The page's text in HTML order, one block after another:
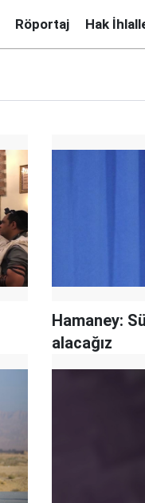
Röportaj Hak
Hamaney:
alacağız